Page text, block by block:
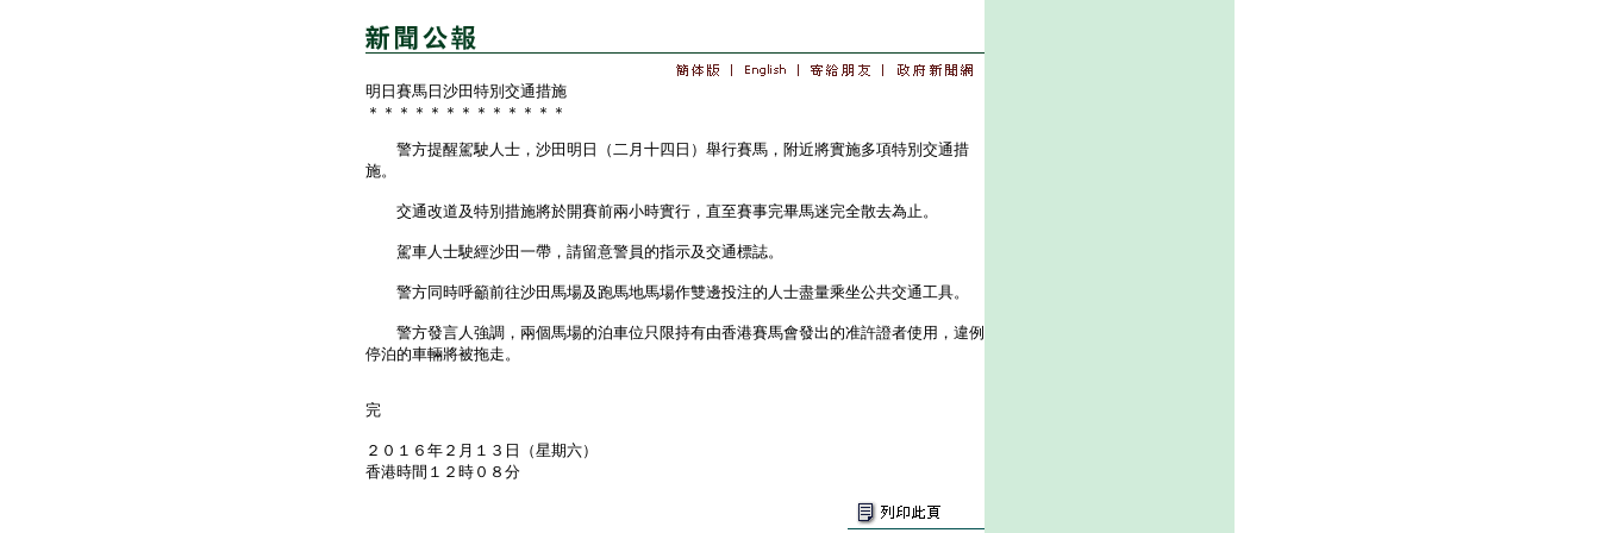
明日賽馬日沙田特別交通措施
＊＊＊＊＊＊＊＊＊＊＊＊＊
警方提醒駕駛人士，沙田明日（二月十四日）舉行賽馬，附近將實施多項特別交通措
施。
交通改道及特別措施將於開賽前兩小時實行，直至賽事完畢馬迷完全散去為止。
駕車人士駛經沙田一帶，請留意警員的指示及交通標誌。
警方同時呼籲前往沙田馬場及跑馬地馬場作雙邊投注的人士盡量乘坐公共交通工具。
警方發言人強調，兩個馬場的泊車位只限持有由香港賽馬會發出的准許證者使用，違例
停泊的車輛將被拖走。
完
２０１６年２月１３日（星期六）
香港時間１２時０８分